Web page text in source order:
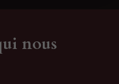
nous